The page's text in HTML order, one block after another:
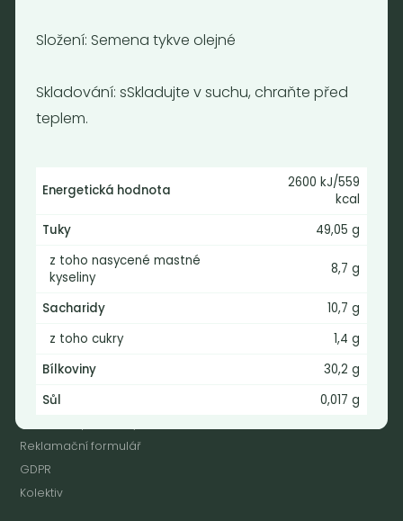
Nebaleno s.r.o.
drogerie a minikavárna
Jaromírova 495/16
Tel.: (+420) 723 736 413
Otevírací doba
Pondělí - Pátek 12:00 - 19:30
Sobota 10:00 - 16:00
Provozní informace
Reklamační formulář
GDPR
Kolektiv
Složení: Semena tykve olejné
Skladování: sSkladujte v suchu, chraňte před
teplem.
Energetická hodnota
2600 kJ/559
kcal
Tuky
49,05 g
z toho nasycené mastné
kyseliny
8,7 g
Sacharidy
10,7 g
z toho cukry
1,4 g
Bílkoviny
30,2 g
Sůl
0,017 g